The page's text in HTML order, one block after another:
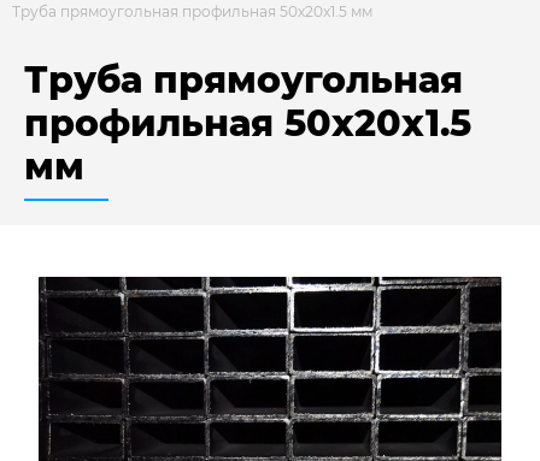
ДОСТАВКА И ОПЛАТА
НАШИ ОБЪЕКТЫ
ОТЗЫВЫ
О НАС
Труба прямоугольная профильная 50х20х1.5 мм
Труба прямоугольная
профильная 50х20х1.5
мм